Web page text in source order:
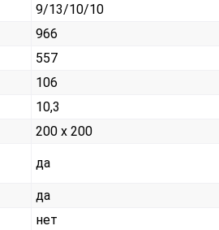
9/13/10/10
966
557
106
10,3
200 x 200
да
да
нет